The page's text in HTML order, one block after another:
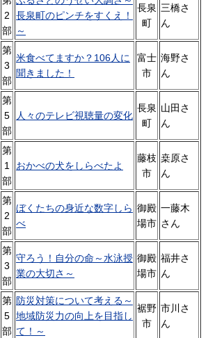
2
部
長泉町のピンチをすくえ！
～
長泉
町
三橋さ
ん
第
3
部
米食べてますか？106人に
聞きました！
富士
市
海野さ
ん
第
5
部
人々のテレビ視聴量の変化
長泉
町
山田さ
ん
第
1
部
おかべの犬をしらべたよ
藤枝
市
桒原さ
ん
第
2
部
ぼくたちの身近な数字しら
べ
御殿
場市
一藤木
さん
第
3
部
守ろう！自分の命～水泳授
業の大切さ～
御殿
場市
福井さ
ん
第
5
部
防災対策について考える～
地域防災力の向上を目指し
て！～
裾野
市
市川さ
ん